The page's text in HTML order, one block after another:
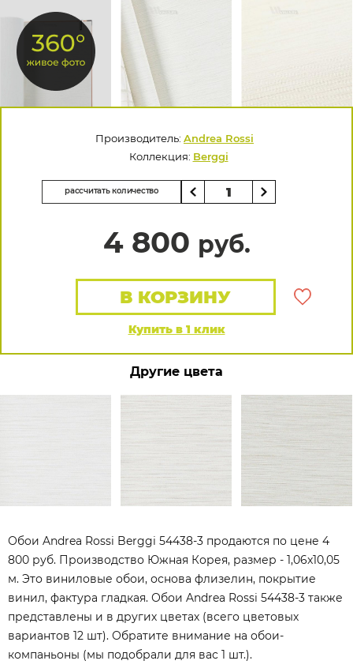
Производитель: Andrea Rossi
Коллекция: Berggi
рассчитать количество
4 800 руб.
Купить в 1 клик
В КОРЗИНУ
Другие цвета
Обои Andrea Rossi Berggi 54438-3 продаются по цене 4
800 руб. Производство Южная Корея, размер - 1,06x10,05
м. Это виниловые обои, основа флизелин, покрытие
винил, фактура гладкая. Обои Andrea Rossi 54438-3 также
представлены и в других цветах (всего цветовых
вариантов 12 шт). Обратите внимание на обои-
компаньоны (мы подобрали для вас 1 шт.).